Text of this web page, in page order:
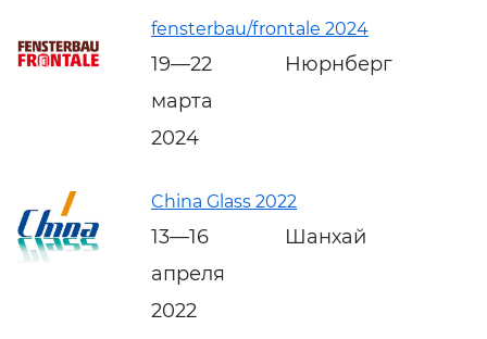
fensterbau/frontale 2024
19—22
марта
2024
Нюрнберг
China Glass 2022
13—16
апреля
2022
Шанхай